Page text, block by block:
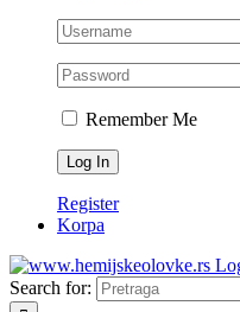
Remember Me
Register
Korpa
Search for: